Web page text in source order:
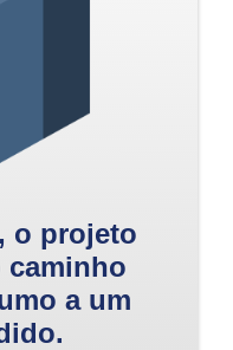
o projeto
a um